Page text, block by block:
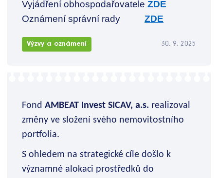
Vyjádření obhospodařovatele ZDE
Oznámení správní rady
ZDE
Výzvy a oznámení 30. 9. 2025
Fond AMBEAT Invest SICAV, a.s. realizoval
změny ve složení svého nemovitostního
portfolia.
S ohledem na strategické cíle došlo k
významné alokaci prostředků do